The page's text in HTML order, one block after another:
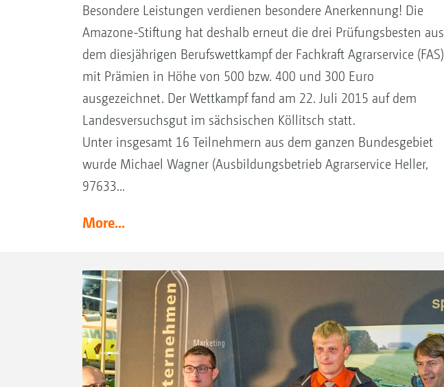
Besondere Leistungen verdienen besondere Anerkennung! Die
Amazone-Stiftung hat deshalb erneut die drei Prüfungsbesten aus
dem diesjährigen Berufswettkampf der Fachkraft Agrarservice (FAS)
mit Prämien in Höhe von 500 bzw. 400 und 300 Euro
ausgezeichnet. Der Wettkampf fand am 22. Juli 2015 auf dem
Landesversuchsgut im sächsischen Köllitsch statt.
Unter insgesamt 16 Teilnehmern aus dem ganzen Bundesgebiet
wurde Michael Wagner (Ausbildungsbetrieb Agrarservice Heller,
97633...
More...